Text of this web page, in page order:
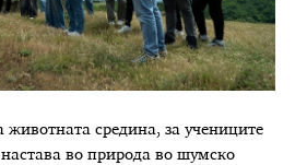
животната средина, за учениците
во природа во шумско